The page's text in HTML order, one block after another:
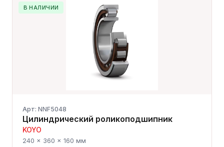
В НАЛИЧИИ
Арт: NNF5048
Цилиндрический роликоподшипник
KOYO
240 × 360 × 160 мм